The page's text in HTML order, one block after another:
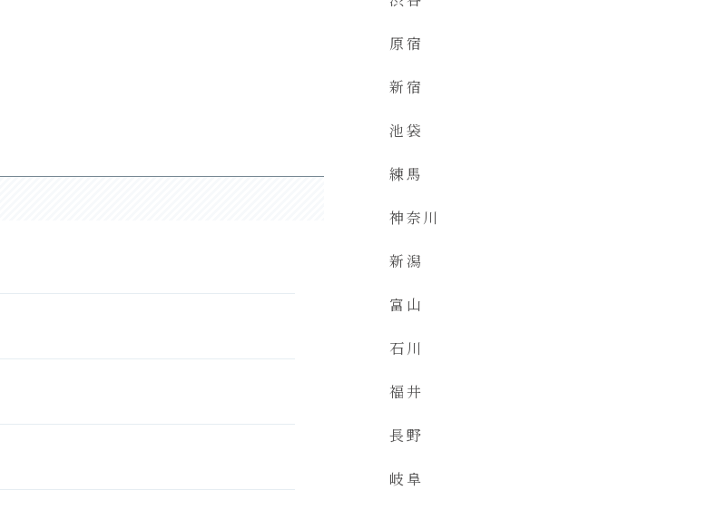
原宿
新宿
池袋
練馬
神奈川
新潟
富山
石川
福井
長野
岐阜